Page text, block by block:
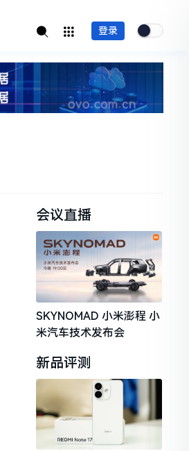
登录
会议直播
SKYNOMAD 小米澎程 小
米汽车技术发布会
新品评测